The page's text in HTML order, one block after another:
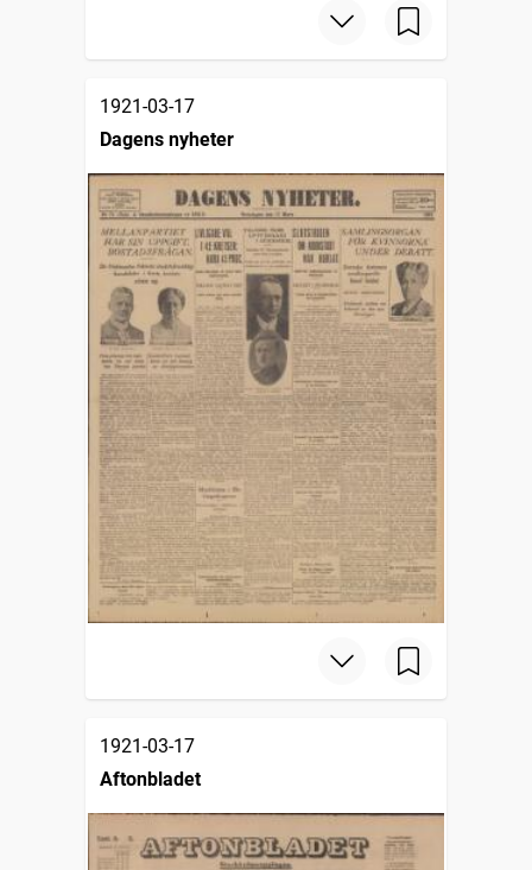
1921-03-17
Dagens nyheter
1921-03-17
Aftonbladet